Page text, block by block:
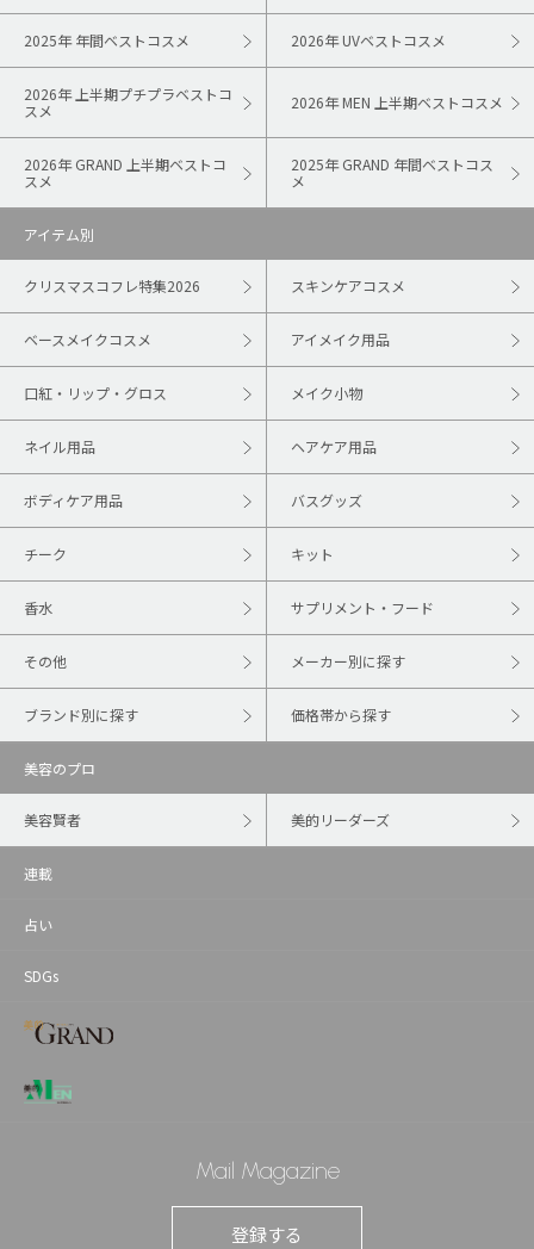
2025年 年間ベストコスメ 2026年 UVベストコスメ
2026年 上半期プチプラベストコ
スメ
2026年 MEN 上半期ベストコスメ
2026年 GRAND 上半期ベストコ
スメ
2025年 GRAND 年間ベストコス
メ
アイテム別
クリスマスコフレ特集2026 スキンケアコスメ
ベースメイクコスメ アイメイク用品
口紅・リップ・グロス メイク小物
ネイル用品 ヘアケア用品
ボディケア用品 バスグッズ
チーク キット
香水 サプリメント・フード
その他 メーカー別に探す
ブランド別に探す 価格帯から探す
美容のプロ
美容賢者 美的リーダーズ
連載
占い
SDGs
Mail Magazine
登録する